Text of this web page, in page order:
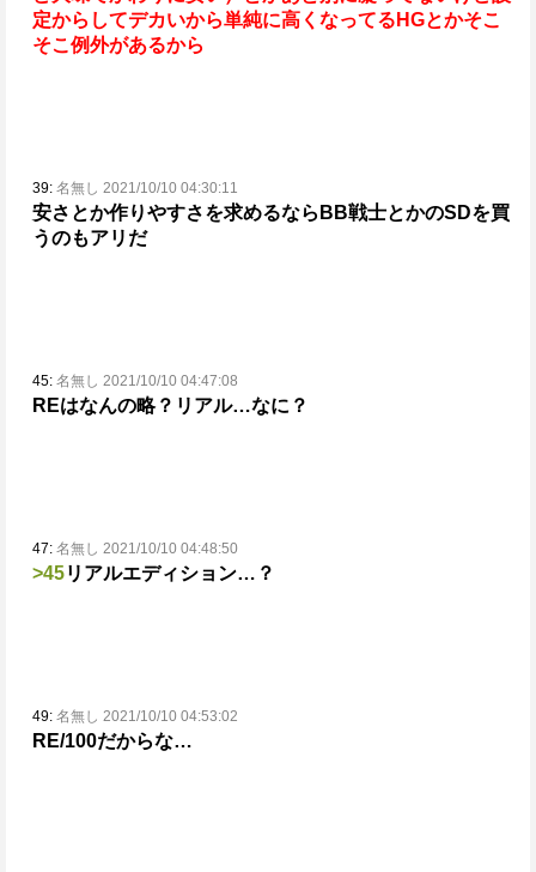
定からしてデカいから単純に高くなってるHGとかそこ
そこ例外があるから
39: 名無し 2021/10/10 04:30:11
安さとか作りやすさを求めるならBB戦士とかのSDを買
うのもアリだ
45: 名無し 2021/10/10 04:47:08
REはなんの略？ リアル…なに？
47: 名無し 2021/10/10 04:48:50
>45リアルエディション…？
49: 名無し 2021/10/10 04:53:02
RE/100だからな…